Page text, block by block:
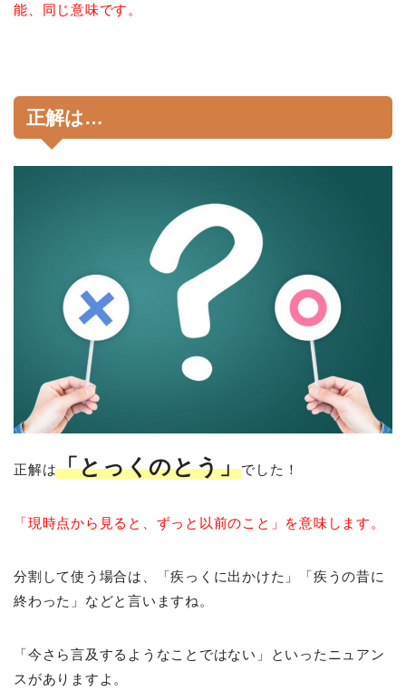
能、同じ意味です。
正解は…
正解は「とっくのとう」でした！
「現時点から見ると、ずっと以前のこと」を意味します。
分割して使う場合は、「疾っくに出かけた」「疾うの昔に
終わった」などと言いますね。
「今さら言及するようなことではない」といったニュアン
スがありますよ。